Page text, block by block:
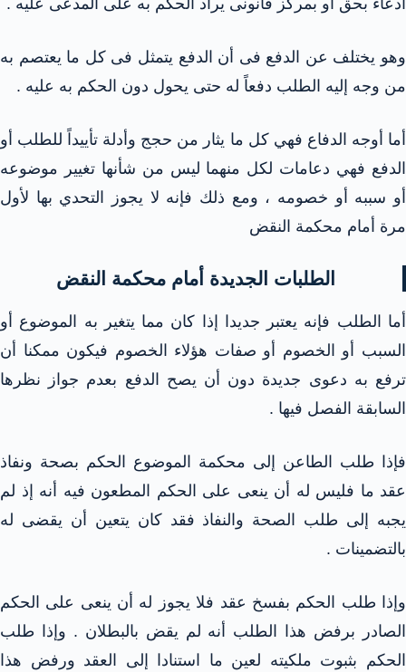
وهو يختلف عن الدفع فى أن الدفع يتمثل فى كل ما يعتصم به
من وجه إليه الطلب دفعاً له حتى يحول دون الحكم به عليه .
أما أوجه الدفاع فهي كل ما يثار من حجج وأدلة تأييداً للطلب أو
الدفع فهي دعامات لكل منهما ليس من شأنها تغيير موضوعه
أو سببه أو خصومه ، ومع ذلك فإنه لا يجوز التحدي بها لأول
مرة أمام محكمة النقض
الطلبات الجديدة أمام محكمة النقض
أما الطلب فإنه يعتبر جديدا إذا كان مما يتغير به الموضوع أو
السبب أو الخصوم أو صفات هؤلاء الخصوم فيكون ممكنا أن
ترفع به دعوى جديدة دون أن يصح الدفع بعدم جواز نظرها
السابقة الفصل فيها .
فإذا طلب الطاعن إلى محكمة الموضوع الحكم بصحة ونفاذ
عقد ما فليس له أن ينعى على الحكم المطعون فيه أنه إذ لم
يجبه إلى طلب الصحة والنفاذ فقد كان يتعين أن يقضى له
بالتضمينات .
وإذا طلب الحكم بفسخ عقد فلا يجوز له أن ينعى على الحكم
الصادر برفض هذا الطلب أنه لم يقض بالبطلان . وإذا طلب
الحكم بثبوت ملكيته لعين ما استنادا إلى العقد ورفض هذا